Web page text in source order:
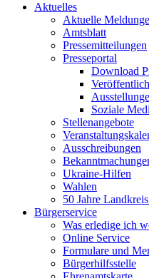
Aktuelles
Aktuelle
Amtsblatt
Pressemitteilungen
Presseportal
Download
Soziale
Stellenangebote
Ausschreibungen
Ukraine-Hilfen
Wahlen
50 Jahre
Bürgerservice
Was erledige ich
Online Service
Formulare und
Bürgerhilfsstelle